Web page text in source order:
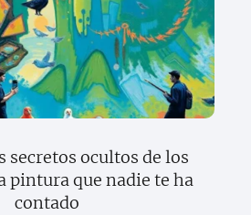
secretos ocultos de los
pintura que nadie te ha
contado